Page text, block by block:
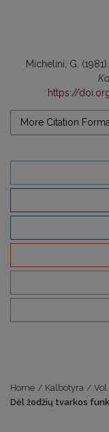
Michelini, G.
https://
More Citation
Home / Kalbotyra /
Dėl žodžių tvarkos